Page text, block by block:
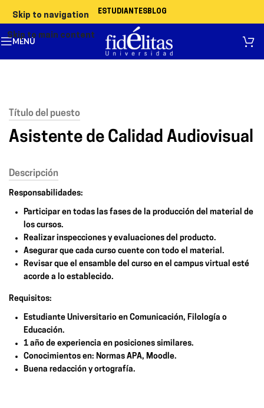
Skip to navigation
Skip to main content
ESTUDIANTESBLOG
MENÚ
Título del puesto
Asistente de Calidad Audiovisual
Descripción
Responsabilidades:
Participar en todas las fases de la producción del material de
los cursos.
Realizar inspecciones y evaluaciones del producto.
Asegurar que cada curso cuente con todo el material.
Revisar que el ensamble del curso en el campus virtual esté
acorde a lo establecido.
Requisitos:
Estudiante Universitario en Comunicación, Filología o
Educación.
1 año de experiencia en posiciones similares.
Conocimientos en: Normas APA, Moodle.
Buena redacción y ortografía.